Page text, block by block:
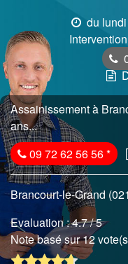
du
Assainissement à
ans...
09 72 62 56 56*
Brancourt-le-Grand
Evaluation :4.7/ 5
Note basé sur 12